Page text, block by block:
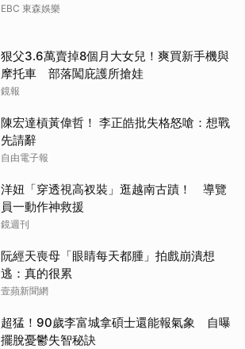
EBC 東森娛樂
狠父3.6萬賣掉8個月大女兒！爽買新手機與
摩托車 部落闖庇護所搶娃
鏡報
陳宏達槓黃偉哲！ 李正皓批失格怒嗆：想戰
先請辭
自由電子報
洋妞「穿透視高衩裝」逛越南古蹟！ 導覽
員一動作神救援
鏡週刊
阮經天喪母「眼睛每天都腫」拍戲崩潰想
逃：真的很累
壹蘋新聞網
超猛！90歲李富城拿碩士還能報氣象 自曝
擺脫憂鬱失智秘訣